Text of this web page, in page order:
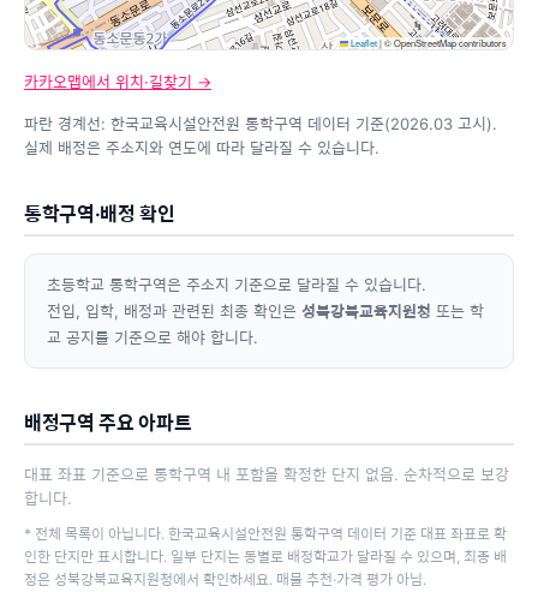
Leaflet|© OpenStreetMap contributors
카카오맵에서 위치·길찾기 →
파란 경계선: 한국교육시설안전원 통학구역 데이터 기준(2026.03 고시).
실제 배정은 주소지와 연도에 따라 달라질 수 있습니다.
통학구역·배정 확인
초등학교 통학구역은 주소지 기준으로 달라질 수 있습니다.
전입, 입학, 배정과 관련된 최종 확인은 성북강북교육지원청 또는 학
교 공지를 기준으로 해야 합니다.
배정구역 주요 아파트
대표 좌표 기준으로 통학구역 내 포함을 확정한 단지 없음. 순차적으로 보강
합니다.
* 전체 목록이 아닙니다. 한국교육시설안전원 통학구역 데이터 기준 대표 좌표로 확
인한 단지만 표시합니다. 일부 단지는 동별로 배정학교가 달라질 수 있으며, 최종 배
정은 성북강북교육지원청에서 확인하세요. 매물 추천·가격 평가 아님.